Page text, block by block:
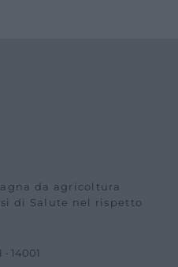
da agricoltura
di Salute nel rispetto
- 14001